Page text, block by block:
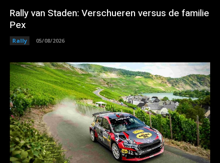
Rally van Staden: Verschueren versus de familie
Pex
Rally 05/08/2026